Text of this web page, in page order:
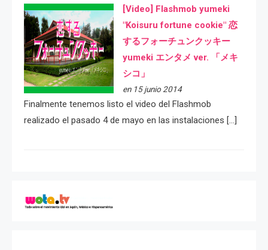
[Video] Flashmob yumeki
"Koisuru fortune cookie" 恋
するフォーチュンクッキー
yumeki エンタメ ver. 「メキ
シコ」
en 15 junio 2014
Finalmente tenemos listo el video del Flashmob
realizado el pasado 4 de mayo en las instalaciones […]